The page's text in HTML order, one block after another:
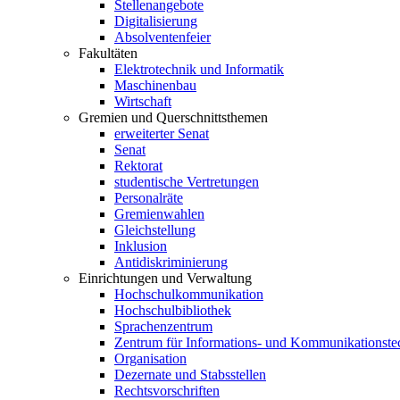
Stellenangebote
Digitalisierung
Absolventenfeier
Fakultäten
Elektrotechnik und Informatik
Maschinenbau
Wirtschaft
Gremien und Querschnittsthemen
erweiterter Senat
Senat
Rektorat
studentische Vertretungen
Personalräte
Gremienwahlen
Gleichstellung
Inklusion
Antidiskriminierung
Einrichtungen und Verwaltung
Hochschulkommunikation
Hochschulbibliothek
Sprachenzentrum
Zentrum für Informations- und
Organisation
Dezernate und Stabsstellen
Rechtsvorschriften